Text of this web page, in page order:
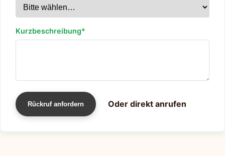
Kurzbeschreibung*
Rückruf anfordern Oder direkt anrufen